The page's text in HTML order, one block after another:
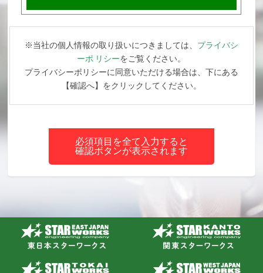
※当社の個人情報の取り扱いにつきましては、 プライバシ
ーポ リシーをご覧ください。
プライバシーポリシーに同意いただける場合は、下にある
【確認へ】をクリックしてください。
必須項目を全て入力すると
確認ボタンが表示されます